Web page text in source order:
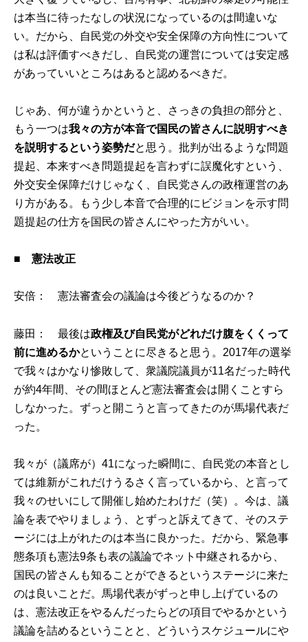
は本当に待ったなしの状況になっているのは間違いな
い。だから、自民党の外交や安全保障の方向性について
は私は評価すべきだし、自民党の運営については安定感
があっていいところはあると認めるべきだ。
じゃあ、何が違うかというと、さっきの負担の部分と、
もう一つは我々の方が本音で国民の皆さんに説明すべき
を説明するという姿勢だと思う。批判が出るような問題
提起、本来すべき問題提起を言わずに誤魔化すという、
外交安全保障だけじゃなく、自民党さんの政権運営のあ
り方がある。もう少し本音で合理的にビジョンを示す問
題提起の仕方を国民の皆さんにやった方がいい。
■ 憲法改正
安倍： 憲法審査会の議論は今後どうなるのか？
藤田： 最後は政権及び自民党がどれだけ腹をくくって
前に進めるかということに尽きると思う。2017年の選挙
で我々はかなり惨敗して、衆議院議員が11名だった時代
が約4年間、その間ほとんど憲法審査会は開くことすら
しなかった。ずっと開こうと言ってきたのが馬場代表だ
った。
我々が（議席が）41になった瞬間に、自民党の本音とし
ては維新がこれだけうるさく言っているから、と言って
我々のせいにして開催し始めたわけだ（笑）。今は、議
論を表でやりましょう、とずっと訴えてきて、そのステ
ージには上がれたのは本当に良かった。だから、緊急事
態条項も憲法9条も表の議論でネット中継されるから、
国民の皆さんも知ることができるというステージに来た
のは良いことだ。馬場代表がずっと申し上げているの
は、憲法改正をやるんだったらどの項目でやるかという
議論を詰めるということと、どういうスケジュールにや